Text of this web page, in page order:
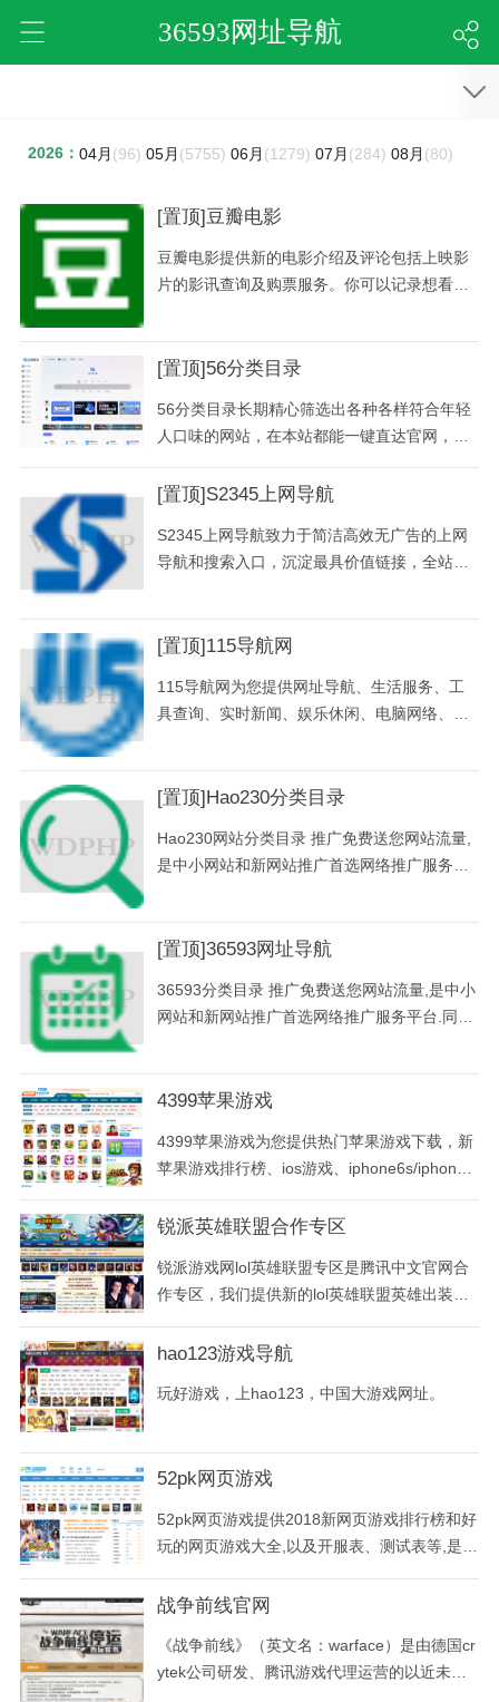
36593网址导航
2026： 04月 (96) 05月 (5755) 06月 (1279) 07月 (284) 08月 (80)
[置顶]豆瓣电影
豆瓣电影提供新的电影介绍及评论包括上映影
片的影讯查询及购票服务。你可以记录想看、
评。根据你的口味，豆瓣电影会推荐好电影给
你。
[置顶]56分类目录
56分类目录长期精心筛选出各种各样符合年轻
人口味的网站，在本站都能一键直达官网，为
了使用搜索引擎时信息纷杂，良莠不齐的问
[置顶]S2345上网导航
S2345上网导航致力于简洁高效无广告的上网
导航和搜索入口，沉淀最具价值链接，全站无
[置顶]115导航网
115导航网为您提供网址导航、生活服务、工
具查询、实时新闻、娱乐休闲、电脑网络、财
业网站、地方网站等多种类别一站式上网导航
服务。“115导航网”力求打造最好的个性化微门
系统化，让更多的网友能够体验到上网的方便
与快捷，为广大用户提供更完善，更强大的互
[置顶]Hao230分类目录
Hao230网站分类目录 推广免费送您网站流量,
是中小网站和新网站推广首选网络推广服务平
外网址大全,整理和收藏网站大全导航,您也可以
到Hao230网站分类目录免费发布自己的网站及
[置顶]36593网址导航
36593分类目录 推广免费送您网站流量,是中小
网站和新网站推广首选网络推广服务平台.同时
理和收藏网站大全导航,您也可以到36593分类
目录免费发布自己的网站及网站相关信息!
4399苹果游戏
4399苹果游戏为您提供热门苹果游戏下载，新
苹果游戏排行榜、ios游戏、iphone6s/iphone5
玩的苹果游戏尽在4399手机游戏网。
锐派英雄联盟合作专区
锐派游戏网lol英雄联盟专区是腾讯中文官网合
作专区，我们提供新的lol英雄联盟英雄出装攻
器、lol游戏比赛资讯等一切和英雄联盟相关的
hao123游戏导航
玩好游戏，上hao123，中国大游戏网址。
52pk网页游戏
52pk网页游戏提供2018新网页游戏排行榜和好
玩的网页游戏大全,以及开服表、测试表等,是国
战争前线官网
《战争前线》（英文名：warface）是由德国cr
ytek公司研发、腾讯游戏代理运营的以近未来